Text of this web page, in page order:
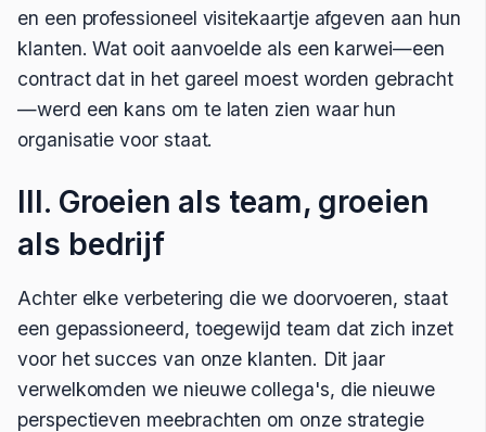
en een professioneel visitekaartje afgeven aan hun
klanten. Wat ooit aanvoelde als een karwei—een
contract dat in het gareel moest worden gebracht
—werd een kans om te laten zien waar hun
organisatie voor staat.
III. Groeien als team, groeien
als bedrijf
Achter elke verbetering die we doorvoeren, staat
een gepassioneerd, toegewijd team dat zich inzet
voor het succes van onze klanten. Dit jaar
verwelkomden we nieuwe collega's, die nieuwe
perspectieven meebrachten om onze strategie